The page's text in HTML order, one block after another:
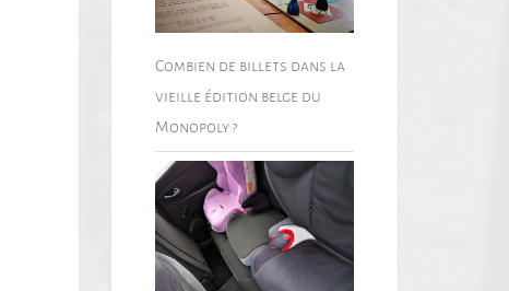
Combien de billets dans la
vieille édition belge du
Monopoly ?